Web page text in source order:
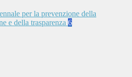
per la prevenzione della
e della trasparenza 6